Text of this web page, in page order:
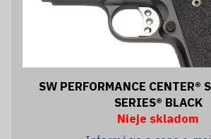
SW PERFORMANCE CENTER®
SERIES® BLACK
Nieje skladom